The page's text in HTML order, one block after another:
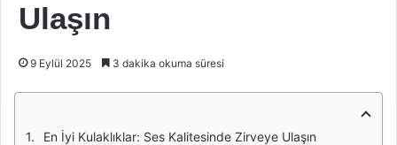
Ulaşın
9 Eylül 2025 3 dakika okuma süresi
En İyi Kulaklıklar: Ses Kalitesinde Zirveye Ulaşın